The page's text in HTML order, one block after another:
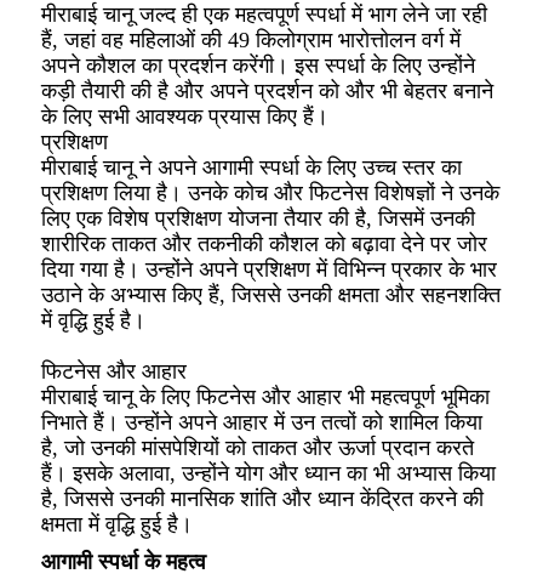
मीराबाई चानू जल्द ही एक महत्वपूर्ण स्पर्धा में भाग लेने जा रही
हैं, जहां वह महिलाओं की 49 किलोग्राम भारोत्तोलन वर्ग में
अपने कौशल का प्रदर्शन करेंगी। इस स्पर्धा के लिए उन्होंने
कड़ी तैयारी की है और अपने प्रदर्शन को और भी बेहतर बनाने
के लिए सभी आवश्यक प्रयास किए हैं।
प्रशिक्षण
मीराबाई चानू ने अपने आगामी स्पर्धा के लिए उच्च स्तर का
प्रशिक्षण लिया है। उनके कोच और फिटनेस विशेषज्ञों ने उनके
लिए एक विशेष प्रशिक्षण योजना तैयार की है, जिसमें उनकी
शारीरिक ताकत और तकनीकी कौशल को बढ़ावा देने पर जोर
दिया गया है। उन्होंने अपने प्रशिक्षण में विभिन्न प्रकार के भार
उठाने के अभ्यास किए हैं, जिससे उनकी क्षमता और सहनशक्ति
में वृद्धि हुई है।
फिटनेस और आहार
मीराबाई चानू के लिए फिटनेस और आहार भी महत्वपूर्ण भूमिका
निभाते हैं। उन्होंने अपने आहार में उन तत्वों को शामिल किया
है, जो उनकी मांसपेशियों को ताकत और ऊर्जा प्रदान करते
हैं। इसके अलावा, उन्होंने योग और ध्यान का भी अभ्यास किया
है, जिससे उनकी मानसिक शांति और ध्यान केंद्रित करने की
क्षमता में वृद्धि हुई है।
आगामी स्पर्धा के महत्व